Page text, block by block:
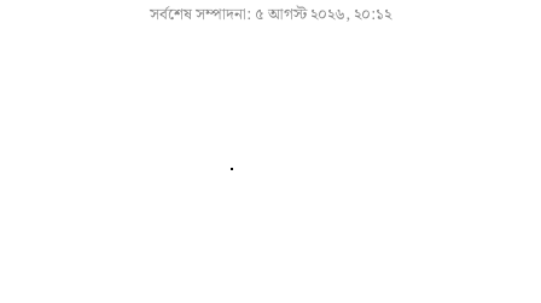
সর্বশেষ সম্পাদনা: ৫ আগস্ট ২০২৬, ২০:১২